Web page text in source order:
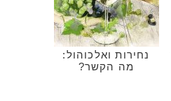
נחירות ואלכוהול:
מה הקשר?